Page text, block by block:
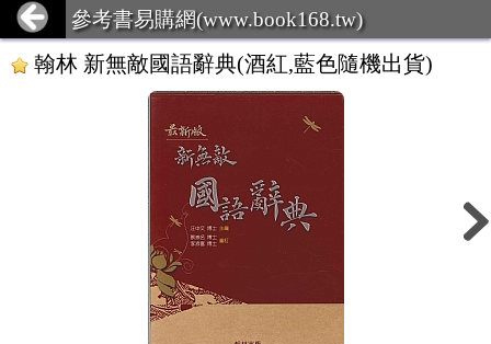
參考書易購網(www.book168.tw)
翰林 新無敵國語辭典(酒紅,藍色隨機出貨)